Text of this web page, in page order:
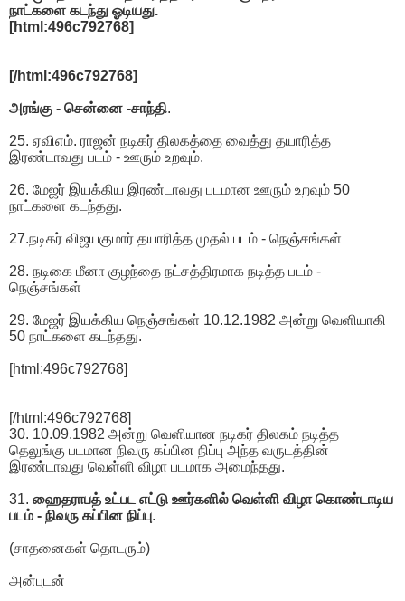
நாட்களை கடந்து ஓடியது.
[html:496c792768]
[/html:496c792768]
அரங்கு - சென்னை -சாந்தி.
25. ஏவிஎம். ராஜன் நடிகர் திலகத்தை வைத்து தயாரித்த
இரண்டாவது படம் - ஊரும் உறவும்.
26. மேஜர் இயக்கிய இரண்டாவது படமான ஊரும் உறவும் 50
நாட்களை கடந்தது.
27.நடிகர் விஜயகுமார் தயாரித்த முதல் படம் - நெஞ்சங்கள்
28. நடிகை மீனா குழந்தை நட்சத்திரமாக நடித்த படம் -
நெஞ்சங்கள்
29. மேஜர் இயக்கிய நெஞ்சங்கள் 10.12.1982 அன்று வெளியாகி
50 நாட்களை கடந்தது.
[html:496c792768]
[/html:496c792768]
30. 10.09.1982 அன்று வெளியான நடிகர் திலகம் நடித்த
தெலுங்கு படமான நிவரு கப்பின நிப்பு அந்த வருடத்தின்
இரண்டாவது வெள்ளி விழா படமாக அமைந்தது.
31. ஹைதராபத் உட்பட எட்டு ஊர்களில் வெள்ளி விழா கொண்டாடிய
படம் - நிவரு கப்பின நிப்பு.
(சாதனைகள் தொடரும்)
அன்புடன்